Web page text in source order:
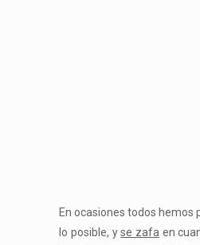
En ocasiones todos hemos
lo posible, yse zafa en